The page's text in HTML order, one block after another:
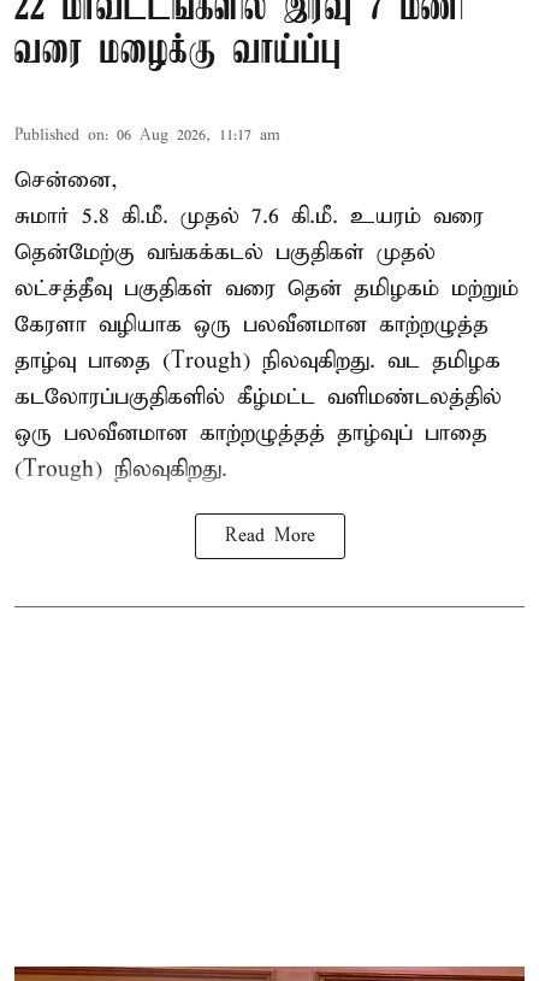
22 மாவட்டங்களில் இரவு 7 மணி
வரை மழைக்கு வாய்ப்பு
Published on: 06 Aug 2026, 11:17 am
சென்னை,
சுமார் 5.8 கி.மீ. முதல் 7.6 கி.மீ. உயரம் வரை
தென்மேற்கு வங்கக்கடல் பகுதிகள் முதல்
லட்சத்தீவு பகுதிகள் வரை தென் தமிழகம் மற்றும்
கேரளா வழியாக ஒரு பலவீனமான காற்றழுத்த
தாழ்வு பாதை (Trough) நிலவுகிறது. வட தமிழக
கடலோரப்பகுதிகளில் கீழ்மட்ட வளிமண்டலத்தில்
ஒரு பலவீனமான காற்றழுத்தத் தாழ்வுப் பாதை
(Trough) நிலவுகிறது.
Read More